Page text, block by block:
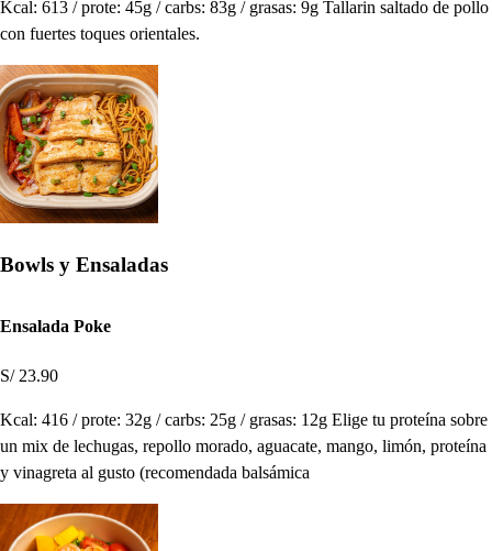
Kcal: 613 / prote: 45g / carbs: 83g / grasas: 9g Tallarin saltado de pollo
con fuertes toques orientales.
Bowls y Ensaladas
Ensalada Poke
S/ 23.90
Kcal: 416 / prote: 32g / carbs: 25g / grasas: 12g Elige tu proteína sobre
un mix de lechugas, repollo morado, aguacate, mango, limón, proteína
y vinagreta al gusto (recomendada balsámica